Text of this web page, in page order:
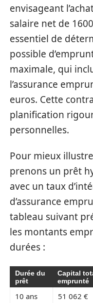
envisageant
salaire net de
essentiel de
possible
maximale, qui
l’assurance
euros. Cette
planification
personnelles.
Pour mieux
prenons un prêt
avec un taux
d’assurance
tableau suivant
les montants
durées :
Durée du
prêt
Capital
emprunté
10 ans 51 062 €